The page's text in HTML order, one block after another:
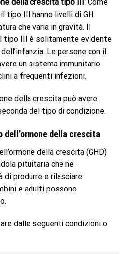
della crescita tipo III : Come
tipo III hanno livelli di GH
che varia in gravità. Il
tipo III è solitamente evidente
Le persone con il
un sistema immunitario
a frequenti infezioni.
della crescita può avere
del tipo di condizione.
della crescita
della crescita (GHD)
pituitaria che ne
di produrre e rilasciare
e adulti possono
dalle seguenti condizioni o